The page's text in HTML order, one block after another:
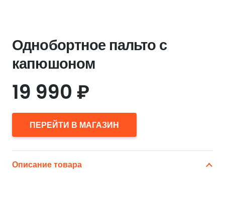
Однобортное пальто с
капюшоном
19 990 ₽
ПЕРЕЙТИ В МАГАЗИН
Описание товара